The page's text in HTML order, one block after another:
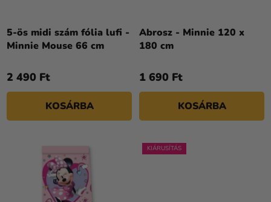
Témák
Személyre
szabott
termékek
Kiárusítás
Kapcsolat
Z
É
E
5-ös midi szám fólia lufi -
Minnie Mouse 66 cm
2 490 Ft
KOSÁRBA
Abrosz - Minnie 120 x
180 cm
1 690 Ft
KOSÁRBA
KIÁRUSÍTÁS